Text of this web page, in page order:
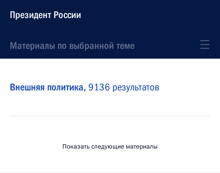
Президент России
Материалы по выбранной теме
Внешняя политика, 9136 результатов
Показать следующие материалы